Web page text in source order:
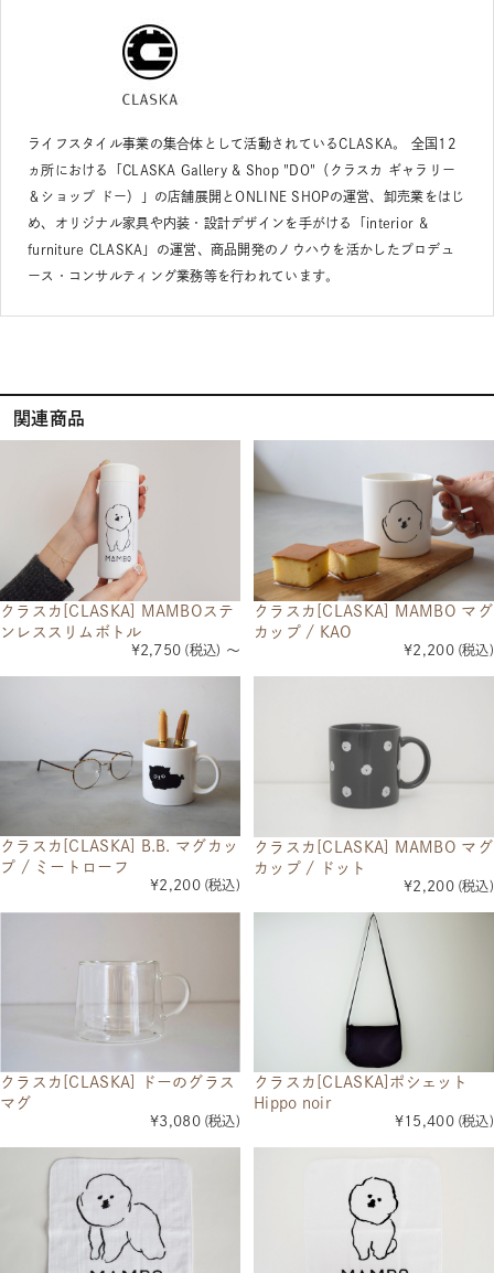
ライフスタイル事業の集合体として活動されているCLASKA。 全国12
ヵ所における「CLASKA Gallery & Shop "DO"（クラスカ ギャラリー
＆ショップ ドー）」の店舗展開とONLINE SHOPの運営、卸売業をはじ
め、オリジナル家具や内装・設計デザインを手がける「interior &
furniture CLASKA」の運営、商品開発のノウハウを活かしたプロデュ
ース・コンサルティング業務等を行われています。
関連商品
クラスカ[CLASKA] MAMBOステ
ンレススリムボトル
¥2,750 (税込) ～
クラスカ[CLASKA] MAMBO マグ
カップ / KAO
¥2,200 (税込)
クラスカ[CLASKA] B.B. マグカッ
プ / ミートローフ
¥2,200 (税込)
クラスカ[CLASKA] MAMBO マグ
カップ / ドット
¥2,200 (税込)
クラスカ[CLASKA] ドーのグラス
マグ
¥3,080 (税込)
クラスカ[CLASKA]ポシェット
Hippo noir
¥15,400 (税込)